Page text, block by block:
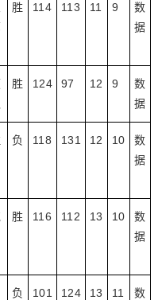
胜 114 113 11 9
数
据
胜 124 97 12 9
数
据
负 118 131 12 10
数
据
胜 116 112 13 10
数
据
负 101 124 13 11
数